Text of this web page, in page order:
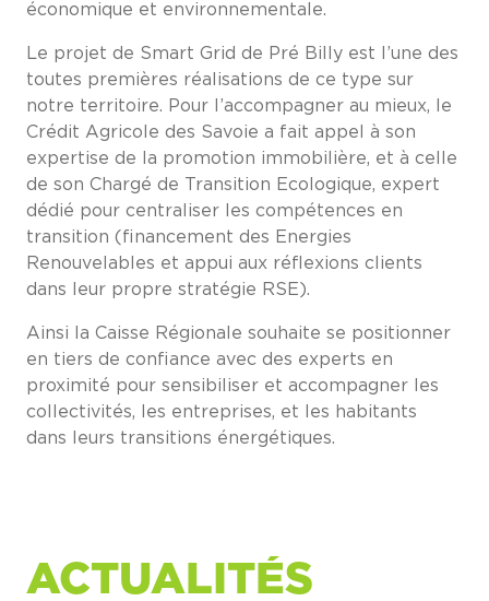
économique et environnementale.
Le projet de Smart Grid de Pré Billy est l’une des
toutes premières réalisations de ce type sur
notre territoire. Pour l’accompagner au mieux, le
Crédit Agricole des Savoie a fait appel à son
expertise de la promotion immobilière, et à celle
de son Chargé de Transition Ecologique, expert
dédié pour centraliser les compétences en
transition (financement des Energies
Renouvelables et appui aux réflexions clients
dans leur propre stratégie RSE).
Ainsi la Caisse Régionale souhaite se positionner
en tiers de confiance avec des experts en
proximité pour sensibiliser et accompagner les
collectivités, les entreprises, et les habitants
dans leurs transitions énergétiques.
ACTUALITÉS